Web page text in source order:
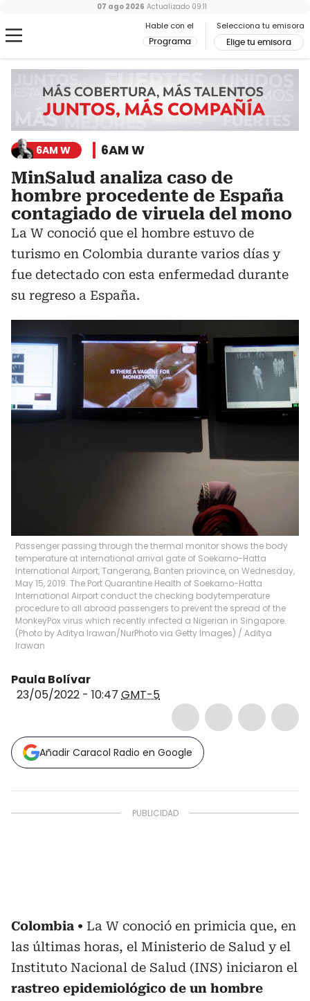
Hable con el
Programa
Selecciona tu emisora
Elige tu emisora
07 ago 2026 Actualizado 09:11
6AM W 6AM W
MinSalud analiza caso de
hombre procedente de España
contagiado de viruela del mono
La W conoció que el hombre estuvo de
turismo en Colombia durante varios días y
fue detectado con esta enfermedad durante
su regreso a España.
Passenger passing through the thermal monitor shows the body
temperature at international arrival gate of Soekarno-Hatta
International Airport, Tangerang, Banten priovince, on Wednesday,
May 15, 2019. The Port Quarantine Health of Soekarno-Hatta
International Airport conduct the checking bodytemperature
procedure to all abroad passengers to prevent the spread of the
MonkeyPox virus which recently infected a Nigerian in Singapore.
(Photo by Aditya Irawan/NurPhoto via Getty Images) / Aditya
Irawan
Paula Bolívar
23/05/2022 - 10:47 GMT-5
Añadir Caracol Radio en Google
Colombia
La W conoció en primicia que, en
las últimas horas, el Ministerio de Salud y el
Instituto Nacional de Salud (INS) iniciaron el
rastreo epidemiológico de un hombre